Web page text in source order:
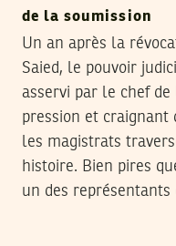
de la soumission
Un an après la
Saied, le pouvoir
asservi par le chef de
pression et craignant
les magistrats
histoire. Bien pires
un des représentants